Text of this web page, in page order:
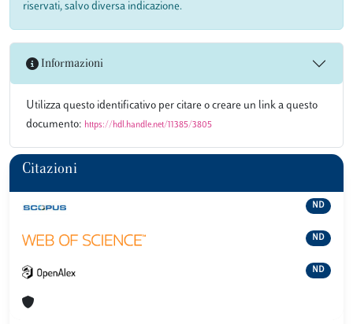
riservati, salvo diversa indicazione.
Informazioni
Utilizza questo identificativo per citare o creare un link a questo
documento: https://hdl.handle.net/11385/3805
Citazioni
ND
ND
ND